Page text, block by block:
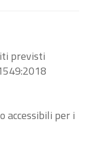
previsti
accessibili per i